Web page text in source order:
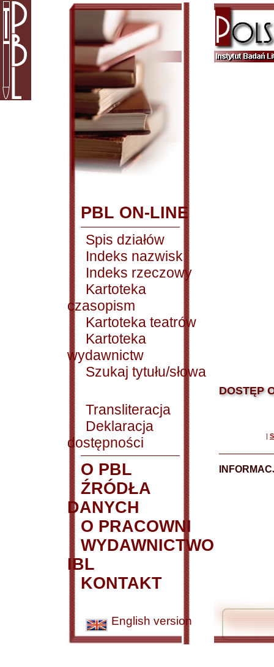
PBL ON-LINE
Spis działów
Indeks nazwisk
Indeks rzeczowy
Kartoteka
czasopism
Kartoteka teatrów
Kartoteka
wydawnictw
Szukaj tytułu/słowa
Transliteracja
Deklaracja
dostępności
O PBL
ŹRÓDŁA
DANYCH
O PRACOWNI
WYDAWNICTWO
IBL
KONTAKT
English version
DOSTĘP
|